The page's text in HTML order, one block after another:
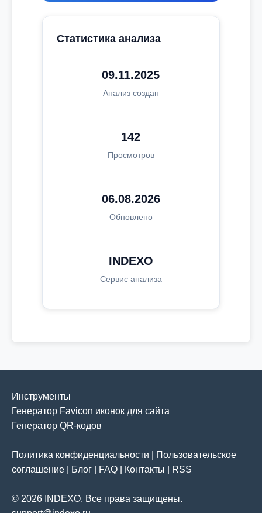
Статистика анализа
09.11.2025
Анализ создан
142
Просмотров
06.08.2026
Обновлено
INDEXO
Сервис анализа
Инструменты
Генератор Favicon иконок для сайта
Генератор QR-кодов
Политика конфиденциальности
Пользовательское
соглашение
Блог FAQ Контакты RSS
© 2026 INDEXO. Все права защищены.